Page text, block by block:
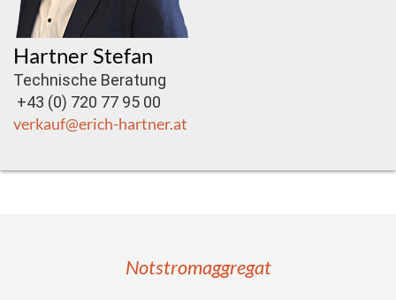
Hartner Stefan
Technische Beratung
+43 (0) 720 77 95 00
verkauf@erich-hartner.at
Notstromaggregat